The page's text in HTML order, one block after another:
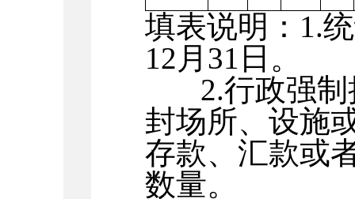
填表说明： 1.
12 月 31 日。
2.行政强
封场所、设施
存款、汇款或
数量。